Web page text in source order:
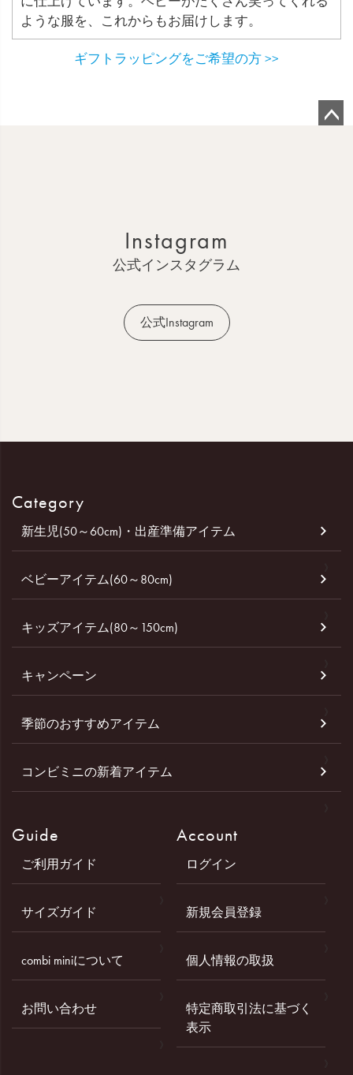
ような服を、これからもお届けします。
ギフトラッピングをご希望の方 >>
Instagram
公式インスタグラム
公式Instagram
Category
新生児(50～60cm)・出産準備アイテム
ベビーアイテム(60～80cm)
キッズアイテム(80～150cm)
キャンペーン
季節のおすすめアイテム
コンビミニの新着アイテム
Guide
ご利用ガイド
サイズガイド
combi miniについて
お問い合わせ
Account
ログイン
新規会員登録
個人情報の取扱
特定商取引法に基づく
表示